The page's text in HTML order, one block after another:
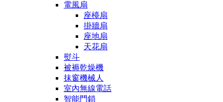
電風扇
座檯扇
掛牆扇
座地扇
天花扇
熨斗
被褥乾燥機
抹窗機械人
室內無線電話
智能門鎖